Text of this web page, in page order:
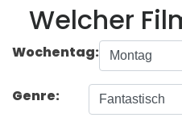
Welcher
Wochentag:
Genre: